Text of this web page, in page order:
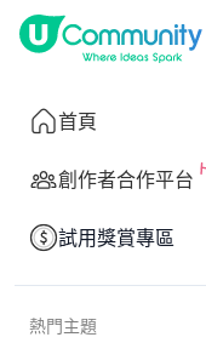
首頁
創作者合作平台
試用獎賞專區
熱門主題